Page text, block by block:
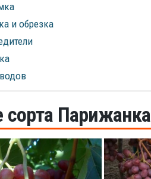
и обрезка
сорта Парижанка